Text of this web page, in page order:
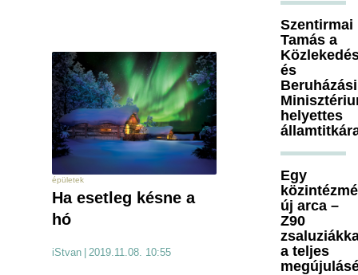
épületek
Ha esetleg késne a
hó
iStvan 2019.11.08. 10:55
Szentirmai
Tamás a
és
Beruházási
helyettes
Egy
új arca –
Z90
a teljes